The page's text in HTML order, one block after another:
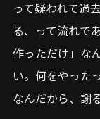
って疑われて過
る、って流れで
作っただけ」な
い。何をやった
なんだから、謝